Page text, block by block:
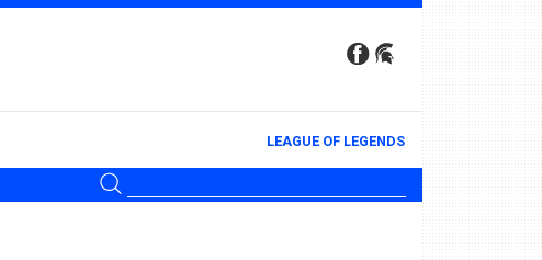
LEAGUE OF LEGENDS